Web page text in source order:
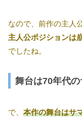
なので、前作の主人
主人公ポジションは
でしたね。
舞台は70年代
で、 本作の舞台はサ